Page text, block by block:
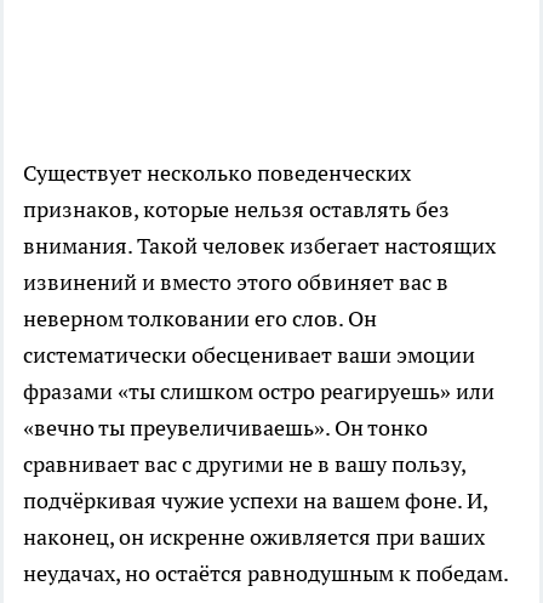
Существует несколько поведенческих
признаков, которые нельзя оставлять без
внимания. Такой человек избегает настоящих
извинений и вместо этого обвиняет вас в
неверном толковании его слов. Он
систематически обесценивает ваши эмоции
фразами «ты слишком остро реагируешь» или
«вечно ты преувеличиваешь». Он тонко
сравнивает вас с другими не в вашу пользу,
подчёркивая чужие успехи на вашем фоне. И,
наконец, он искренне оживляется при ваших
неудачах, но остаётся равнодушным к победам.